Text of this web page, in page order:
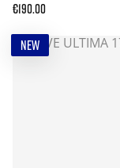
€190.00
NEW